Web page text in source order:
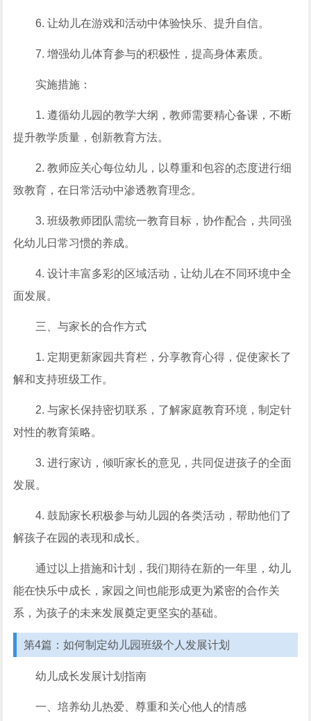
6. 让幼儿在游戏和活动中体验快乐、提升自信。
7. 增强幼儿体育参与的积极性，提高身体素质。
实施措施：
1. 遵循幼儿园的教学大纲，教师需要精心备课，不断
提升教学质量，创新教育方法。
2. 教师应关心每位幼儿，以尊重和包容的态度进行细
致教育，在日常活动中渗透教育理念。
3. 班级教师团队需统一教育目标，协作配合，共同强
化幼儿日常习惯的养成。
4. 设计丰富多彩的区域活动，让幼儿在不同环境中全
面发展。
三、与家长的合作方式
1. 定期更新家园共育栏，分享教育心得，促使家长了
解和支持班级工作。
2. 与家长保持密切联系，了解家庭教育环境，制定针
对性的教育策略。
3. 进行家访，倾听家长的意见，共同促进孩子的全面
发展。
4. 鼓励家长积极参与幼儿园的各类活动，帮助他们了
解孩子在园的表现和成长。
通过以上措施和计划，我们期待在新的一年里，幼儿
能在快乐中成长，家园之间也能形成更为紧密的合作关
系，为孩子的未来发展奠定更坚实的基础。
第4篇：如何制定幼儿园班级个人发展计划
幼儿成长发展计划指南
一、培养幼儿热爱、尊重和关心他人的情感